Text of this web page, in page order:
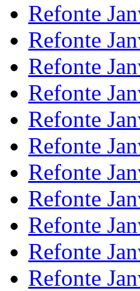
Refonte
Refonte
Refonte
Refonte
Refonte
Refonte
Refonte
Refonte
Refonte
Refonte
Refonte